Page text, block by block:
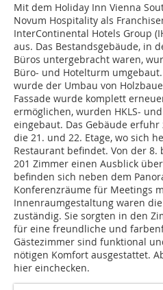
Mit dem Holiday Inn Vienna
Novum Hospitality als
InterContinental Hotels Group
aus. Das Bestandsgebäude, in
Büros untergebracht waren,
Büro- und Hotelturm
wurde der Umbau von
Fassade wurde komplett
ermöglichen, wurden HKLS-
eingebaut. Das Gebäude
die 21. und 22. Etage, wo sich
Restaurant befindet. Von der 8.
201 Zimmer einen Ausblick
befinden sich neben dem
Konferenzräume für Meetings
Innenraumgestaltung waren
zuständig. Sie sorgten in den
für eine freundliche und
Gästezimmer sind funktional
nötigen Komfort ausgestattet.
hier einchecken.